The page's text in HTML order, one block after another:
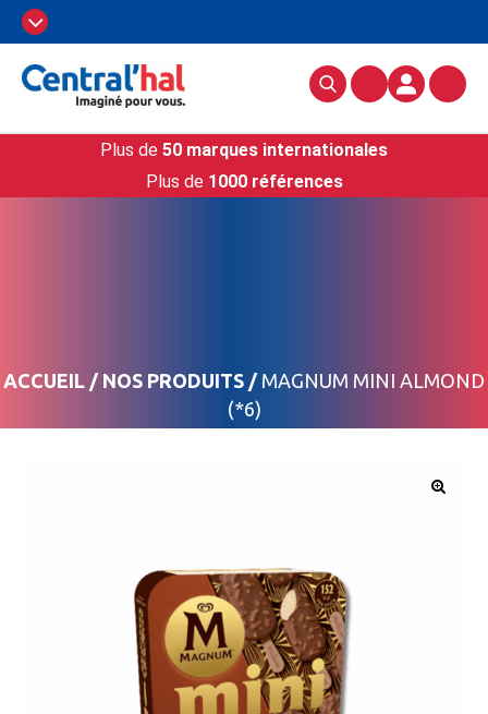
Plus de 50 marques internationales
Plus de 1000 références
ACCUEIL / NOS PRODUITS / MAGNUM MINI ALMOND
(*6)